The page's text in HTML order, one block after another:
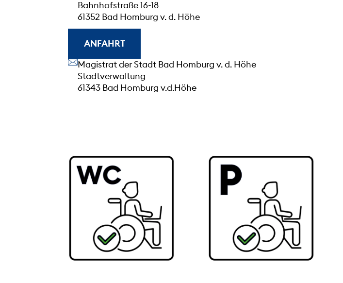
Bahnhofstraße 16-18
61352 Bad Homburg v. d. Höhe
ANFAHRT
Unsere Anschrift
Magistrat der Stadt Bad Homburg v. d. Höhe
Stadtverwaltung
61343 Bad Homburg v.d.Höhe